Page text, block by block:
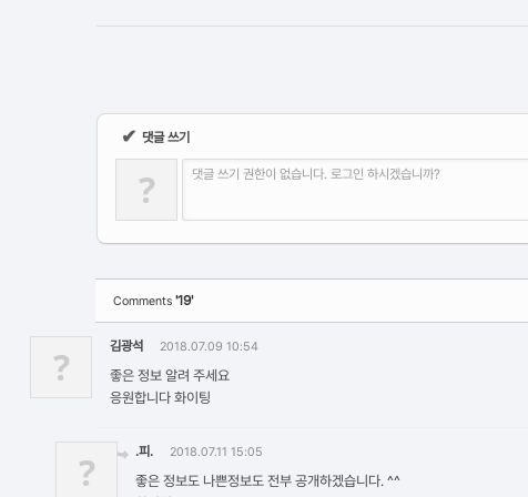
✔ 댓글 쓰기
? 댓글 쓰기 권한이 없습니다. 로그인 하시겠습니까?
Comments '19'
? 김광석 2018.07.09 10:54
좋은 정보 알려 주세요
응원합니다 화이팅
? .피. 2018.07.11 15:05
좋은 정보도 나쁜정보도 전부 공개하겠습니다. ^^